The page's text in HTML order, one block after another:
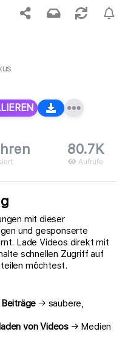
gefunden.
80.7K
Aufrufe
mit dieser
und gesponserte
Lade Videos direkt mit
schnellen Zugriff auf
möchtest.
→ saubere,
von Videos → Medien